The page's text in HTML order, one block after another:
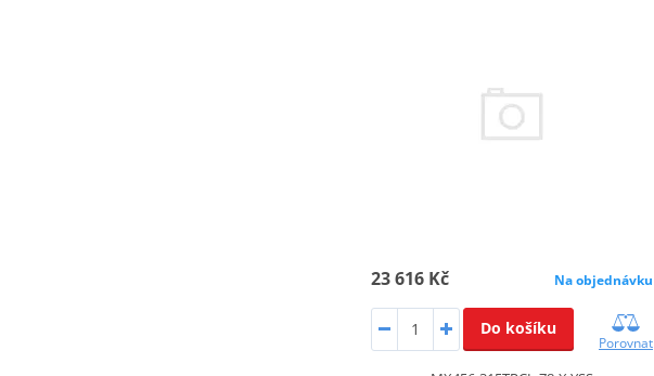
23 616 Kč Na objednávku
Do košíku
Porovnat